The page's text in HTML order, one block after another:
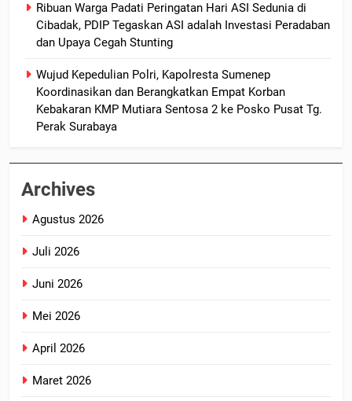
Ribuan Warga Padati Peringatan Hari ASI Sedunia di
Cibadak, PDIP Tegaskan ASI adalah Investasi Peradaban
dan Upaya Cegah Stunting
Wujud Kepedulian Polri, Kapolresta Sumenep
Koordinasikan dan Berangkatkan Empat Korban
Kebakaran KMP Mutiara Sentosa 2 ke Posko Pusat Tg.
Perak Surabaya
Archives
Agustus 2026
Juli 2026
Juni 2026
Mei 2026
April 2026
Maret 2026